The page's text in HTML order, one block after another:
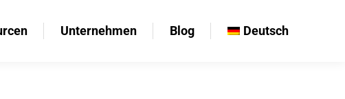
Unternehmen Blog Deutsch
Unternehmen Blog Deutsch